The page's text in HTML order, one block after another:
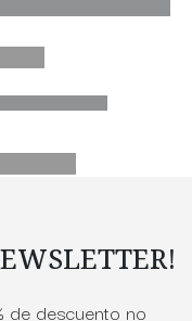
de descuento no